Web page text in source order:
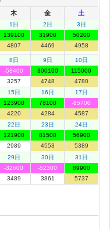
木 金 土
1日
139100
4807
2日
31900
4469
3日
50200
4958
8日
-58400
3257
9日
300100
4748
10日
115000
4780
15日
123900
4220
16日
78100
4284
17日
-85700
4587
22日
121900
2989
23日
81500
4553
24日
56900
5389
29日
-32600
3489
30日
-52300
3861
31日
89900
5737